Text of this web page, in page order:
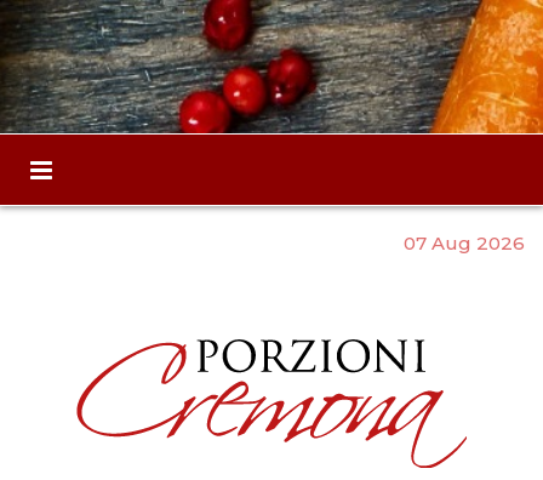
07 Aug 2026